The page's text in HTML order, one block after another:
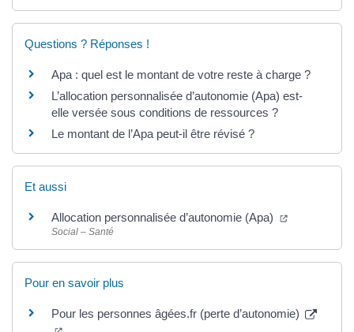
Questions ? Réponses !
Apa : quel est le montant de votre reste à charge ?
L’allocation personnalisée d’autonomie (Apa) est-
elle versée sous conditions de ressources ?
Le montant de l’Apa peut-il être révisé ?
Et aussi
Allocation personnalisée d’autonomie (Apa)
Social – Santé
Pour en savoir plus
Pour les personnes âgées.fr (perte d’autonomie)